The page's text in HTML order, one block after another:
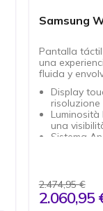
Samsung
Pantalla
una
fluida y
Display
risoluzione
Luminosità
una
Sistema
Facile
standard
mm
2.474,95 €
2.060,95